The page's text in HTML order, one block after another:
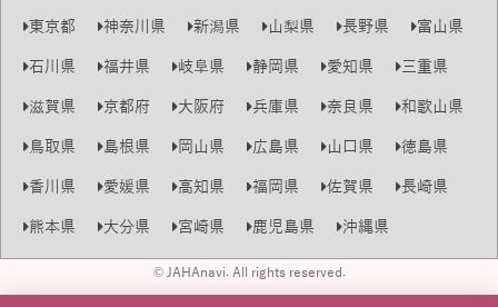
東京都
神奈川県 新潟県 山梨県 長野県
富山県
石川県
福井県 岐阜県 静岡県 愛知県
三重県
滋賀県
京都府 大阪府 兵庫県 奈良県
和歌山県
鳥取県
島根県 岡山県 広島県 山口県
徳島県
香川県
愛媛県 高知県 福岡県 佐賀県
長崎県
熊本県
大分県 宮崎県 鹿児島県 沖縄県
© JAHAnavi. All rights reserved.